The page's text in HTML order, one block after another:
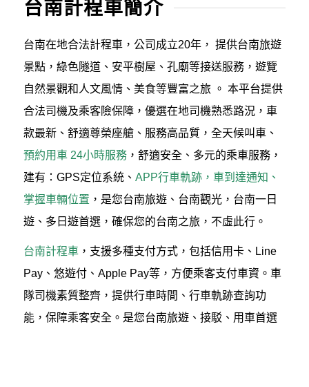
台南計程車簡介
台南在地合法計程車，公司成立20年， 提供台南旅遊
景點，綠色隧道、安平樹屋、孔廟等接送服務，遊覽
自然景觀和人文風情、美食等豐富之旅 。 本平台提供
合法司機及乘客險保障，優選在地司機熟悉路況，車
款最新、舒適尊榮座艙、服務高品質，全天候叫車、
預約用車 24小時服務，舒適安全、多元的乘車服務，
建有：GPS定位系統、 APP行車軌跡，車到達通知、
掌握車輛位置 ，是您台南旅遊、台南觀光，台南一日
遊、多日遊首選，確保您的台南之旅，不虛此行。
台南計程車，支援多種支付方式，包括信用卡、Line
Pay、悠遊付、Apple Pay等，方便乘客支付車資。車
隊司機素質整齊，提供行車時間、行車軌跡查詢功
能，保障乘客安全。是您台南旅遊、接駁、用車首選